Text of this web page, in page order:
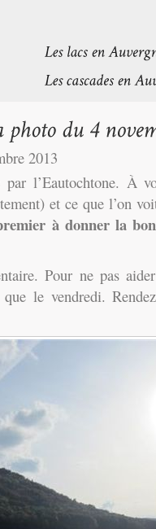
2013
par l’Eautochtone. À
et ce que l’on
à donner la
Pour ne pas
le vendredi.